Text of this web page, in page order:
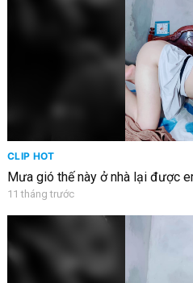
CLIP HOT
Mưa gió thế này ở nhà lại được
11 tháng trước